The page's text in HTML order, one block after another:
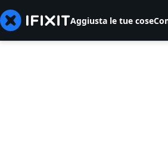
Aggiusta le tue cose